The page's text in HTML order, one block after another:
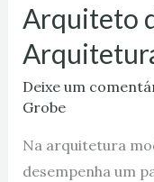
Arquiteto
Deixe um
Grobe
Na arquitetura
desempenha um